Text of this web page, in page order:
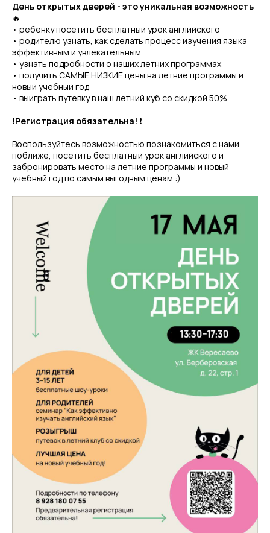
День открытых дверей - это уникальная возможность
🔥
• ребенку посетить бесплатный урок английского
• родителю узнать, как сделать процесс изучения языка
эффективным и увлекательным
• узнать подробности о наших летних программах
• получить САМЫЕ НИЗКИЕ цены на летние программы и
новый учебный год
• выиграть путевку в наш летний куб со скидкой 50%
❗️Регистрация обязательна! ❗️
Воспользуйтесь возможностью познакомиться с нами
поближе, посетить бесплатный урок английского и
забронировать место на летние программы и новый
учебный год по самым выгодным ценам :)